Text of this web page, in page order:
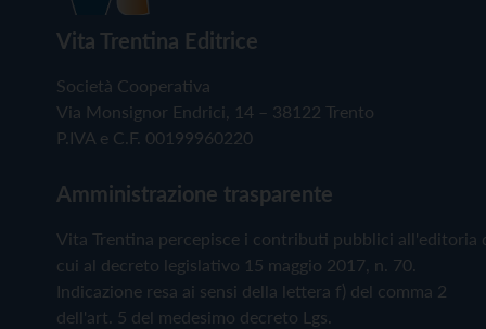
Vita Trentina Editrice
Società Cooperativa
Via Monsignor Endrici, 14 – 38122 Trento
P.IVA e C.F. 00199960220
Amministrazione trasparente
Vita Trentina percepisce i contributi pubblici all'editoria
cui al decreto legislativo 15 maggio 2017, n. 70.
Indicazione resa ai sensi della lettera f) del comma 2
dell'art. 5 del medesimo decreto Lgs.